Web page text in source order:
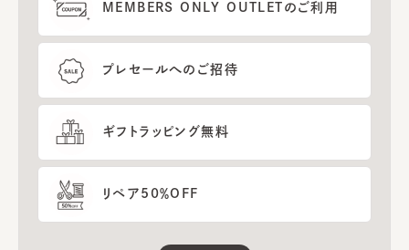
MEMBERS ONLY OUTLETのご利用
プレセールへのご招待
ギフトラッピング無料
リペア50％OFF